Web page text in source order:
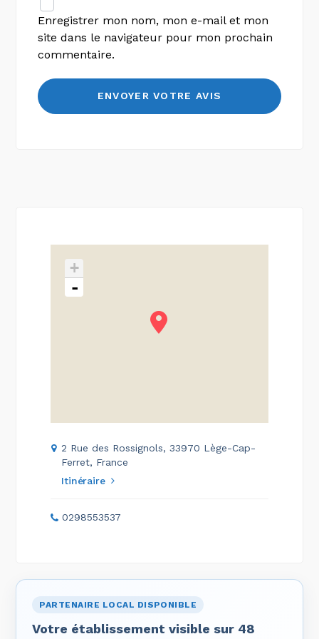
Enregistrer mon nom, mon e-mail et mon
site dans le navigateur pour mon prochain
commentaire.
+
-
2 Rue des Rossignols, 33970 Lège-Cap-
Ferret, France
Itinéraire
0298553537
PARTENAIRE LOCAL DISPONIBLE
Votre établissement visible sur 48